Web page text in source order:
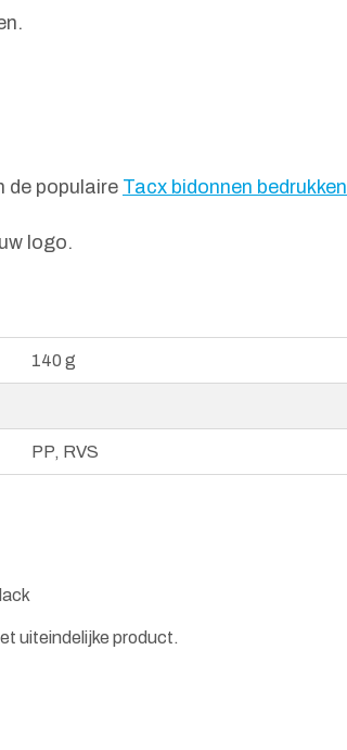
de populaire Tacx bidonnen bedrukken
logo.
140 g
PP, RVS
uiteindelijke product.